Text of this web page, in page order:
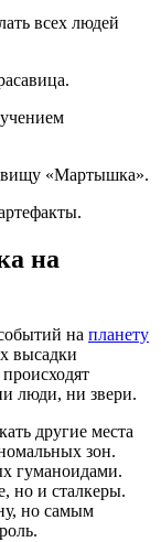
всех людей
«Мартышка».
на
на планету
высадки
люди, ни звери.
другие места
зон.
гуманоидами.
но и сталкеры.
но самым